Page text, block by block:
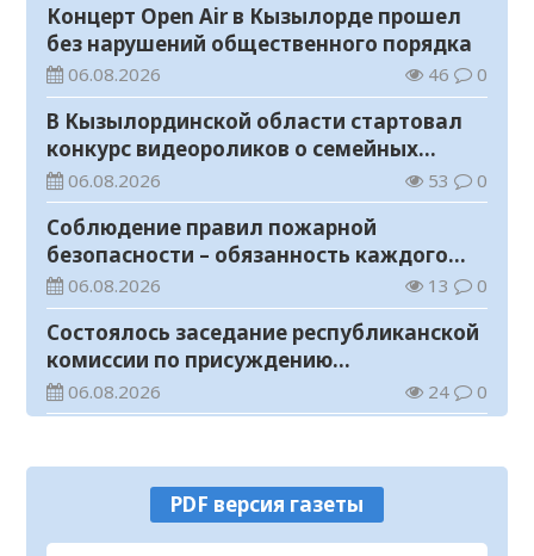
Концерт Open Air в Кызылорде прошел
без нарушений общественного порядка
06.08.2026 46 0
В Кызылординской области стартовал
конкурс видеороликов о семейных
ценностях и Конституции
06.08.2026 53 0
Соблюдение правил пожарной
безопасности – обязанность каждого
гражданина
06.08.2026 13 0
Состоялось заседание республиканской
комиссии по присуждению
образовательных грантов
06.08.2026 24 0
продолжаются реставрационные
06.08.2026
Прогноз погоды на 6 августа
PDF версия газеты